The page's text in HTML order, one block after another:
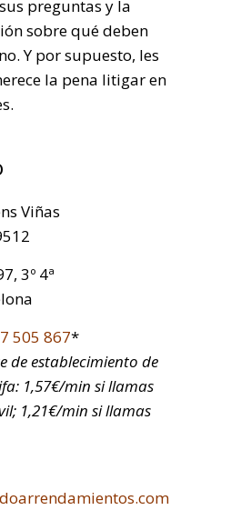
preguntas y la
sobre qué deben
Y por supuesto, les
la pena litigar en
Viñas
3º 4ª
505 867*
de establecimiento de
1,57€/min si llamas
1,21€/min si llamas